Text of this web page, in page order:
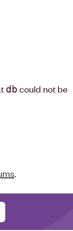
db could not be
.